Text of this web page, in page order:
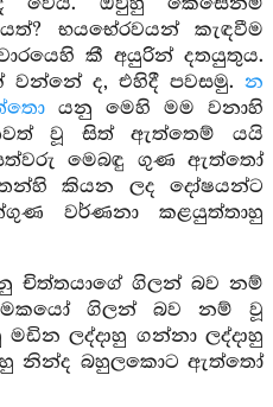
භයභේරවයන් කැඳවීම
කී අයුරින් දතයුතුය.
වන්නේ ද, එහිදී පවසමු. න
යනු මෙහි මම වනාහි
වූ සිත් ඇත්තෙම් යයි
මෙබඳු ගුණ ඇත්තෝ
කියන ලද දෝෂයන්ට
වර්ණනා කළයුත්තාහු
චිත්තයාගේ ගිලන් බව නම්
ගිලන් බව නම් වූ
ලද්දාහු ගන්නා ලද්දාහු
නින්ද බහුලකොට ඇත්තෝ